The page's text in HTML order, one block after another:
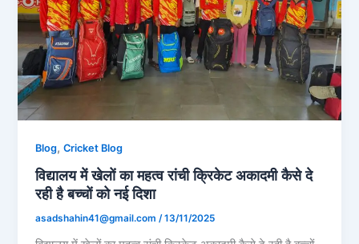
Blog,Cricket Blog
विद्यालय में खेलों का महत्व रांची क्रिकेट अकादमी कैसे दे
रही है बच्चों को नई दिशा
asadshahin41@gmail.com/13/11/2025